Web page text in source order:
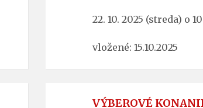
22. 10. 2025 (streda) o
vložené: 15.10.2025
VÝBEROVÉ